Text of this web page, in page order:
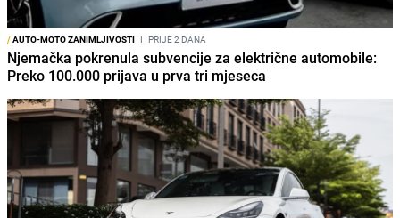
/AUTO-MOTO ZANIMLJIVOSTI I PRIJE 2 DANA
Njemačka pokrenula subvencije za električne automobile:
Preko 100.000 prijava u prva tri mjeseca